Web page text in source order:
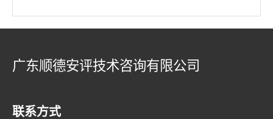
广东顺德安评技术咨询有限公司
联系方式